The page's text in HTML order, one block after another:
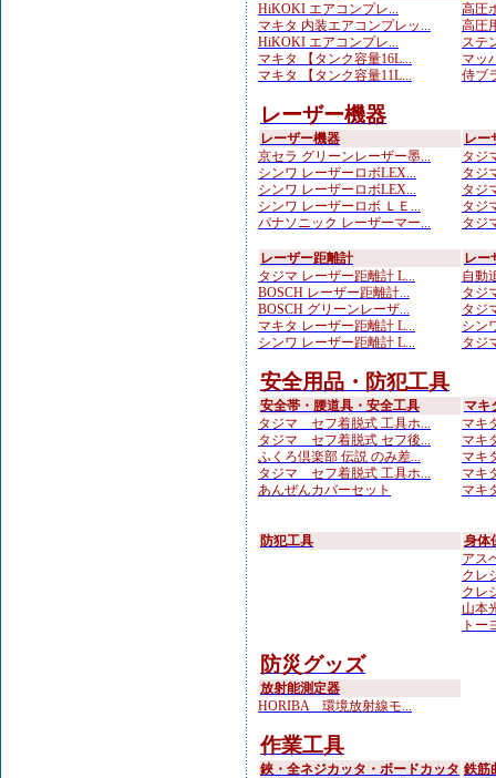
HiKOKI エアコンプレ...
マキタ 内装エアコンプレッ...
HiKOKI エアコンプレ...
マキタ 【タンク容量16L...
マキタ 【タンク容量11L...
高圧
高圧
ステ
マッ
侍ブ
レーザー機器
レーザー機器
京セラ グリーンレーザー墨...
シンワ レーザーロボLEX...
シンワ レーザーロボLEX...
シンワ レーザーロボ ＬＥ...
パナソニック レーザーマー...
レー
タジ
タジ
タジ
タジ
タジ
レーザー距離計
タジマ レーザー距離計 L...
BOSCH レーザー距離計...
BOSCH グリーンレーザ...
マキタ レーザー距離計 L...
シンワ レーザー距離計 L...
レー
自動
タジ
タジ
シン
タジ
安全用品・防犯工具
安全帯・腰道具・安全工具
タジマ セフ着脱式 工具ホ...
タジマ セフ着脱式 セフ後...
ふくろ倶楽部 伝説 のみ差...
タジマ セフ着脱式 工具ホ...
あんぜんカバーセット
マキ
マキ
マキ
マキ
マキ
マキ
防犯工具
身体
アス
クレ
クレ
山本
トー
防災グッズ
放射能測定器
HORIBA 環境放射線モ...
作業工具
鋏・全ネジカッタ・ボードカッタ 鉄筋